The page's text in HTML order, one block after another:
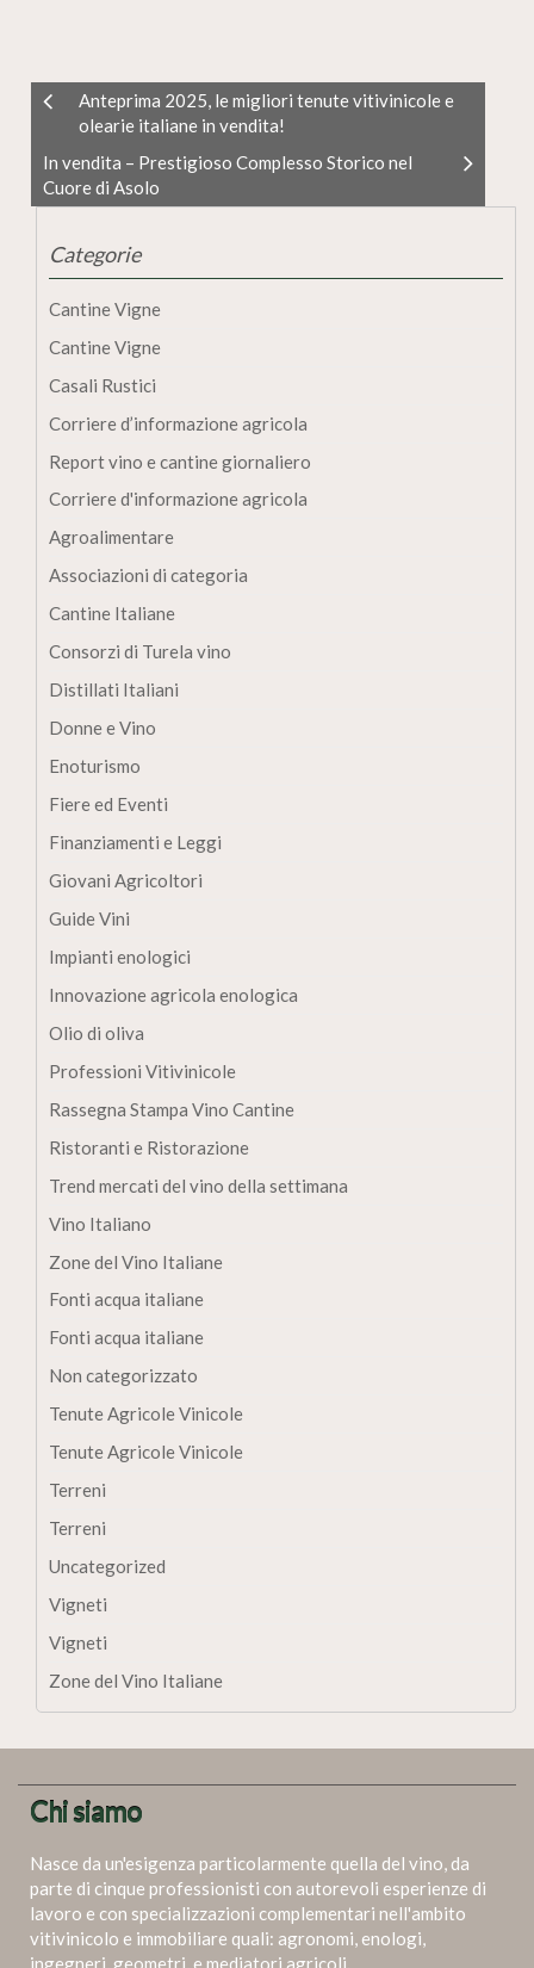
Anteprima 2025, le migliori tenute vitivinicole e
olearie italiane in vendita!
In vendita – Prestigioso Complesso Storico nel
Cuore di Asolo
Categorie
Cantine Vigne
Cantine Vigne
Casali Rustici
Corriere d’informazione agricola
Report vino e cantine giornaliero
Corriere d'informazione agricola
Agroalimentare
Associazioni di categoria
Cantine Italiane
Consorzi di Turela vino
Distillati Italiani
Donne e Vino
Enoturismo
Fiere ed Eventi
Finanziamenti e Leggi
Giovani Agricoltori
Guide Vini
Impianti enologici
Innovazione agricola enologica
Olio di oliva
Professioni Vitivinicole
Rassegna Stampa Vino Cantine
Ristoranti e Ristorazione
Trend mercati del vino della settimana
Vino Italiano
Zone del Vino Italiane
Fonti acqua italiane
Fonti acqua italiane
Non categorizzato
Tenute Agricole Vinicole
Tenute Agricole Vinicole
Terreni
Terreni
Uncategorized
Vigneti
Vigneti
Zone del Vino Italiane
Chi siamo
Nasce da un'esigenza particolarmente quella del vino, da
parte di cinque professionisti con autorevoli esperienze di
lavoro e con specializzazioni complementari nell'ambito
vitivinicolo e immobiliare quali: agronomi, enologi,
ingegneri, geometri, e mediatori agricoli.